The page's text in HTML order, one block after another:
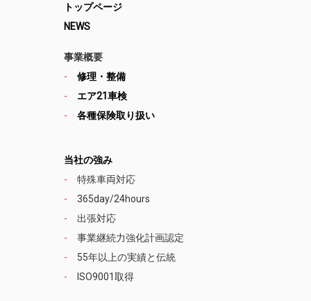
トップページ
NEWS
事業概要
修理・整備
エア21車検
各種保険取り扱い
当社の強み
特殊車両対応
365day/24hours
出張対応
事業継続力強化計画認定
55年以上の実績と伝統
ISO9001取得